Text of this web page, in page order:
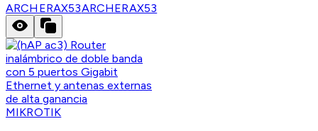
ARCHERAX53ARCHERAX53
MIKROTIK